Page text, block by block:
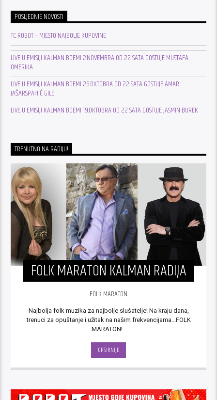
POSLJEDNJE NOVOSTI
TC ROBOT – MJESTO NAJBOLJE KUPOVINE
LIVE U EMISIJI KALMAN BOEMI 2.NOVEMBRA OD 22 SATA GOSTUJE MUSTAFA
OMERIKA
LIVE U EMISIJI KALMAN BOEMI 26.OKTOBRA OD 22 SATA GOSTUJE AMAR
JAŠARSPAHIĆ GILE
LIVE U EMISIJI KALMAN BOEMI 19.OKTOBRA OD 22 SATA GOSTUJE JASMIN BUREK
TRENUTNO NA RADIJU!
FOLK MARATON KALMAN RADIJA
FOLK MARATON
Najbolja folk muzika za najbolje slušatelje! Na kraju dana,
trenuci za opuštanje i užitak na našim frekvencijama...FOLK
OPŠIRNIJE